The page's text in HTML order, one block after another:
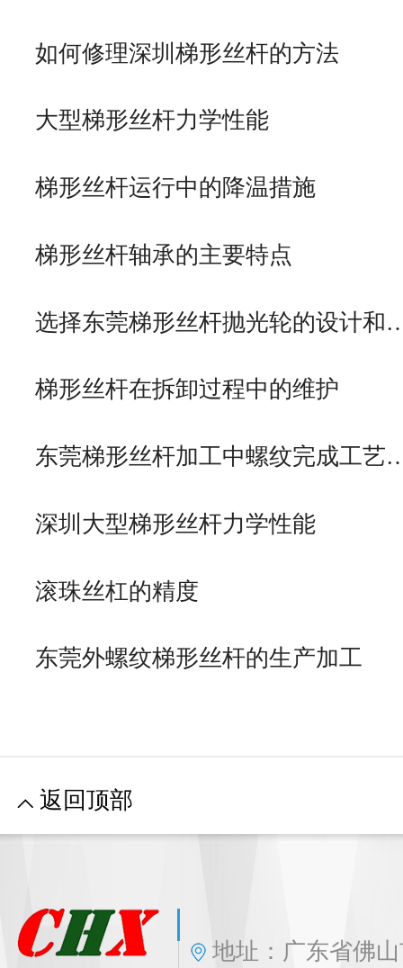
如何修理深圳梯形丝杆的方法
大型梯形丝杆力学性能
梯形丝杆运行中的降温措施
梯形丝杆轴承的主要特点
选择东莞梯形丝杆抛光轮的设计和
梯形丝杆在拆卸过程中的维护
东莞梯形丝杆加工中螺纹完成工艺
深圳大型梯形丝杆力学性能
滚珠丝杠的精度
东莞外螺纹梯形丝杆的生产加工
返回顶部
地址：广东省佛